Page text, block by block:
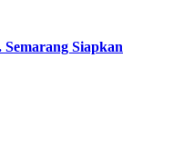
Siapkan